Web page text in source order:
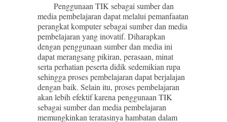
Penggunaan TIK sebagai sumber dan
media pembelajaran dapat melalui pemanfaatan
perangkat komputer sebagai sumber dan media
pembelajaran yang inovatif. Diharapkan
dengan penggunaan sumber dan media ini
dapat merangsang pikiran, perasaan, minat
serta perhatian peserta didik sedemikian rupa
sehingga proses pembelajaran dapat berjalajan
dengan baik. Selain itu, proses pembelajaran
akan lebih efektif karena penggunaan TIK
sebagai sumber dan media pembelajaran
memungkinkan teratasinya hambatan dalam